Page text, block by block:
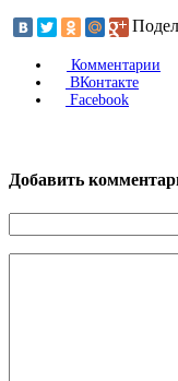
Комментарии
ВКонтакте
Facebook
Добавить